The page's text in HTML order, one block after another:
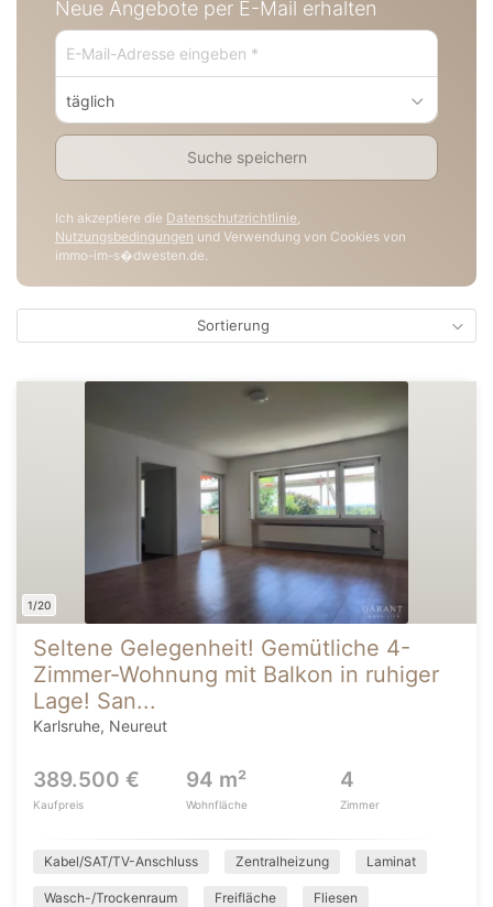
Neue Angebote per E-Mail erhalten
täglich
Suche speichern
Ich akzeptiere die Datenschutzrichtlinie,
Nutzungsbedingungen und Verwendung von Cookies von
immo-im-s�dwesten.de.
Sortierung
1/20
Seltene Gelegenheit! Gemütliche 4-
Zimmer-Wohnung mit Balkon in ruhiger
Lage! San...
Karlsruhe, Neureut
389.500 €
Kaufpreis
94 m²
Wohnfläche
4
Zimmer
Kabel/SAT/TV-Anschluss Zentralheizung Laminat
Wasch-/Trockenraum Freifläche Fliesen